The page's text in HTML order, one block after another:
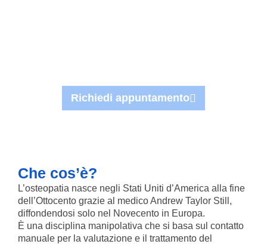
Richiedi appuntamento
Che cos’è?
L’osteopatia nasce negli Stati Uniti d’America alla fine
dell’Ottocento grazie al medico Andrew Taylor Still,
diffondendosi solo nel Novecento in Europa.
È una disciplina manipolativa che si basa sul contatto
manuale per la valutazione e il trattamento del